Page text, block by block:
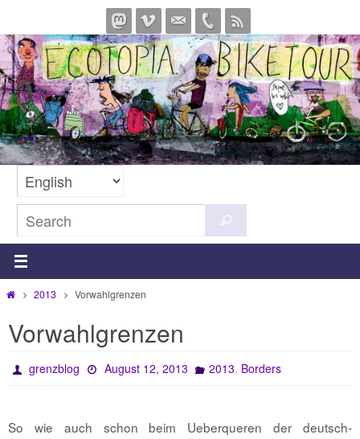
to
content
for:
Home2013 Vorwahlgrenzen
Vorwahlgrenzen
grenzblog August 12, 2013 2013, Borders
So wie auch schon beim Ueberqueren der deutsch-